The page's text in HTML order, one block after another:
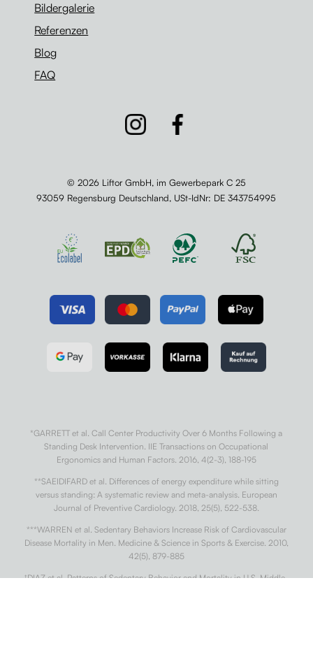
Bildergalerie
Referenzen
Blog
FAQ
© 2026 Liftor GmbH, im Gewerbepark C 25
93059 Regensburg Deutschland, USt-IdNr: DE 343754995
*GARRETT et al. Call Center Productivity Over 6 Months Following a
Standing Desk Intervention. IIE Transactions on Occupational
Ergonomics and Human Factors. 2016, 4(2-3), 188-195
**SAEIDIFARD et al. Differences of energy expenditure while sitting
versus standing: A systematic review and meta-analysis. European
Journal of Preventive Cardiology. 2018, 25(5), 522-538.
***WARREN et al. Sedentary Behaviors Increase Risk of Cardiovascular
Disease Mortality in Men. Medicine & Science in Sports & Exercise. 2010,
42(5), 879-885
†DIAZ et al. Patterns of Sedentary Behavior and Mortality in U.S. Middle-